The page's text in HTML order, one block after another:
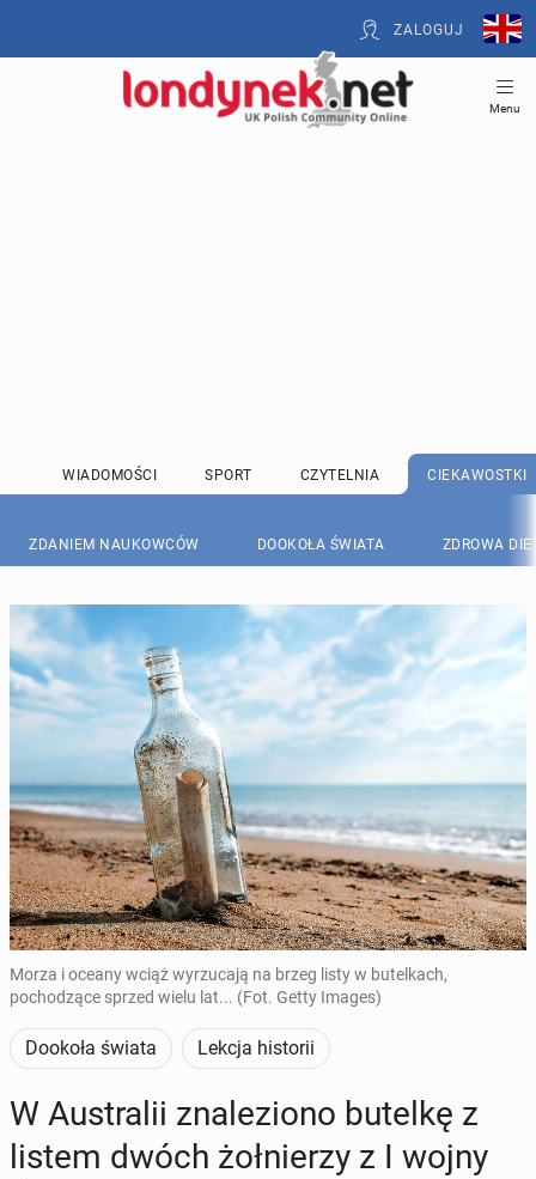
ZALOGUJ
Menu
WIADOMOŚCI SPORT CZYTELNIA CIEKAWOSTKI
ZDANIEM NAUKOWCÓW DOOKOŁA ŚWIATA ZDROWA
Morza i oceany wciąż wyrzucają na brzeg listy w butelkach,
pochodzące sprzed wielu lat... (Fot. Getty Images)
Dookoła świata Lekcja historii
W Au­stra­lii zna­le­zio­no butelkę z
listem dwóch żoł­nie­rzy z I wojny